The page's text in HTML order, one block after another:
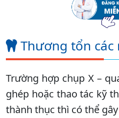
Thương tổn các
Trường hợp chụp X –
ghép hoặc thao tác kỹ
thành thục thì có thể